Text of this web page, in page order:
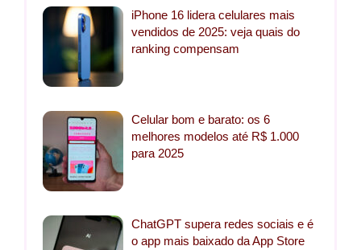
iPhone 16 lidera celulares mais
vendidos de 2025: veja quais do
ranking compensam
Celular bom e barato: os 6
melhores modelos até R$ 1.000
para 2025
ChatGPT supera redes sociais e é
o app mais baixado da App Store